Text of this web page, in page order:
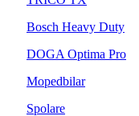
Bosch Heavy Duty
DOGA Optima Pro
Mopedbilar
Spolare